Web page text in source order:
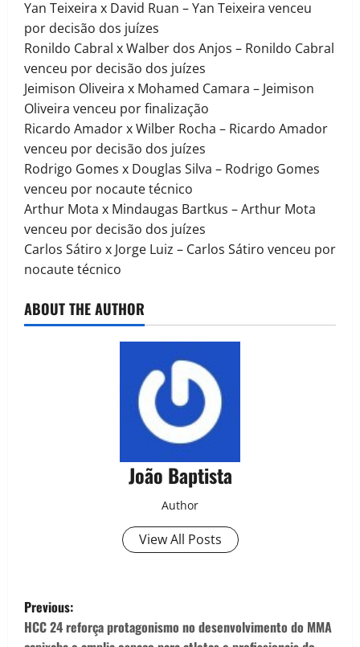
Yan Teixeira x David Ruan – Yan Teixeira venceu
por decisão dos juízes
Ronildo Cabral x Walber dos Anjos – Ronildo Cabral
venceu por decisão dos juízes
Jeimison Oliveira x Mohamed Camara – Jeimison
Oliveira venceu por finalização
Ricardo Amador x Wilber Rocha – Ricardo Amador
venceu por decisão dos juízes
Rodrigo Gomes x Douglas Silva – Rodrigo Gomes
venceu por nocaute técnico
Arthur Mota x Mindaugas Bartkus – Arthur Mota
venceu por decisão dos juízes
Carlos Sátiro x Jorge Luiz – Carlos Sátiro venceu por
nocaute técnico
ABOUT THE AUTHOR
João Baptista
Author
View All Posts
Previous:
HCC 24 reforça protagonismo no desenvolvimento do MMA